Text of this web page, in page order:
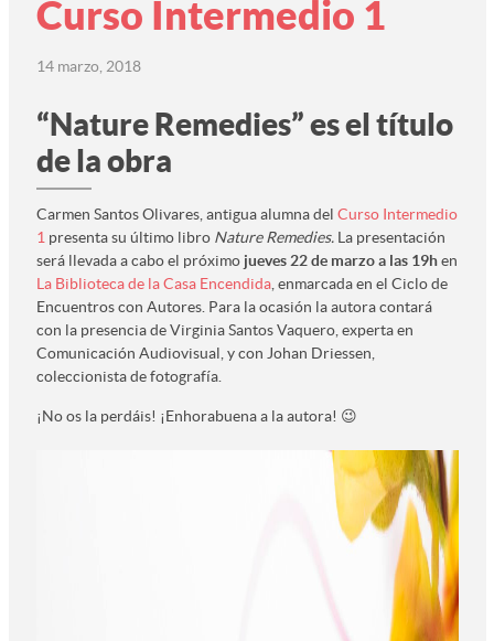
Curso Intermedio 1
14 marzo, 2018
“Nature Remedies” es el título
de la obra
Carmen Santos Olivares, antigua alumna del Curso Intermedio
1 presenta su último libro Nature Remedies. La presentación
será llevada a cabo el próximo jueves 22 de marzo a las 19hen
La Biblioteca de la Casa Encendida, enmarcada en el Ciclo de
Encuentros con Autores. Para la ocasión la autora contará
con la presencia de Virginia Santos Vaquero, experta en
Comunicación Audiovisual, y con Johan Driessen,
coleccionista de fotografía.
¡No os la perdáis! ¡Enhorabuena a la autora! 😉